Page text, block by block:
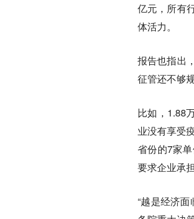
亿元，所有
体活力。
报告也指出
征管还不够
比如，1.88
业没有享受
省份的7家
要求企业承
“越是经济